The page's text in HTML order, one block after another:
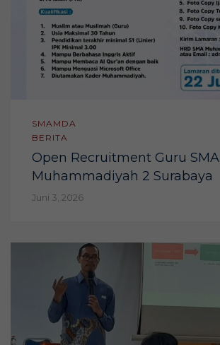
SMAMDA
BERITA
Open Recruitment Guru SMA
Muhammadiyah 2 Surabaya
Juni 3, 2026